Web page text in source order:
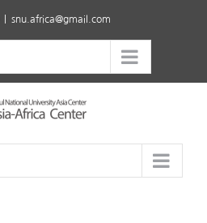
snu.africa@gmail.com